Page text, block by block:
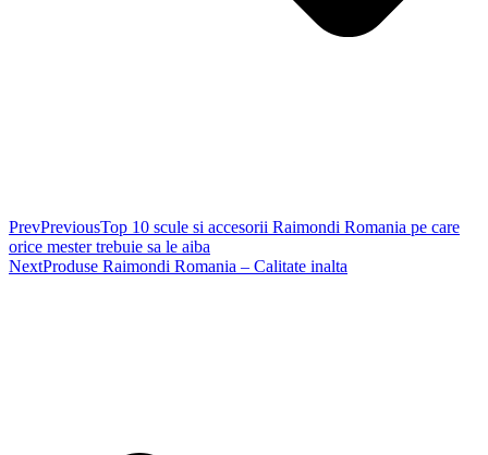
PrevPreviousTop 10 scule si accesorii Raimondi Romania pe care
orice mester trebuie sa le aiba
NextProduse Raimondi Romania – Calitate inalta